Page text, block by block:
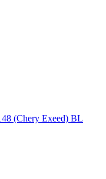
(Chery Exeed) BL